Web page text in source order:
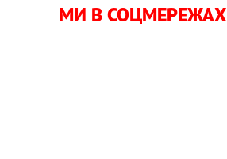
МИ В СОЦМЕРЕЖАХ